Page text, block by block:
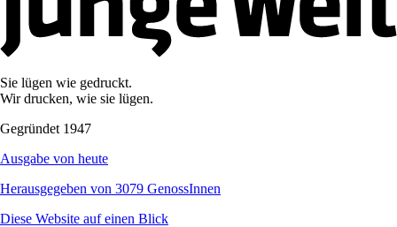
Sie lügen wie gedruckt.
Wir drucken, wie sie lügen.
Gegründet 1947
Ausgabe von heute
Herausgegeben von 3079 GenossInnen
Diese Website auf einen Blick